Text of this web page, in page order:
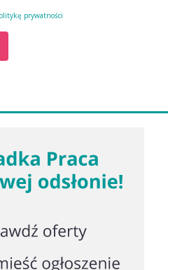
prywatności